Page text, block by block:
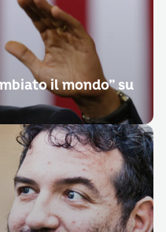
il mondo” su